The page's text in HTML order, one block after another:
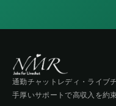
通勤チャットレディ・ライブ
手厚いサポートで高収入を約